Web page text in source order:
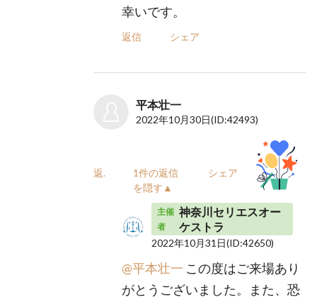
幸いです。
返信 シェア
平本壮一
2022年10月30日(ID:42493)
返信
1件の返信
を隠す▲
シェア
主催
者
神奈川セリエスオー
ケストラ
2022年10月31日(ID:42650)
@平本壮一 この度はご来場あり
がとうございました。また、恐